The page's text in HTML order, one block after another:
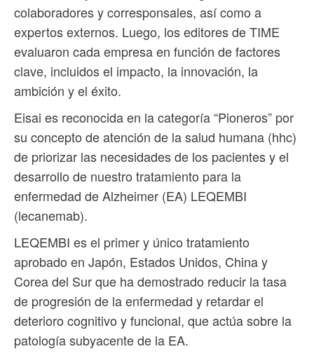
colaboradores y corresponsales, así como a
expertos externos. Luego, los editores de TIME
evaluaron cada empresa en función de factores
clave, incluidos el impacto, la innovación, la
ambición y el éxito.
Eisai es reconocida en la categoría “Pioneros” por
su concepto de atención de la salud humana (hhc)
de priorizar las necesidades de los pacientes y el
desarrollo de nuestro tratamiento para la
enfermedad de Alzheimer (EA) LEQEMBI
(lecanemab).
LEQEMBI es el primer y único tratamiento
aprobado en Japón, Estados Unidos, China y
Corea del Sur que ha demostrado reducir la tasa
de progresión de la enfermedad y retardar el
deterioro cognitivo y funcional, que actúa sobre la
patología subyacente de la EA.